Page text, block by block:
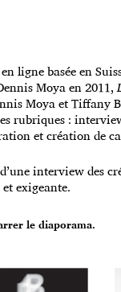
ligne basée en
Moya en 2011,
Moya et Tiffany
rubriques :
et création de
interview des
exigeante.
le diaporama.